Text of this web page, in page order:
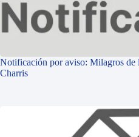
Notificación por aviso: Milagros de
Charris